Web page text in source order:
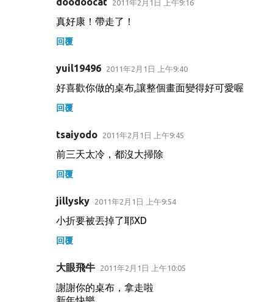
2011年2月1日 上午9:16
真好康！帶走了！
回覆
yuil19496 2011年2月1日 上午9:40
好喜歡你做的桌布,讓整個畫面變得好可愛喔
回覆
tsaiyodo 2011年2月1日 上午9:45
前三天太冷，都沒大掃除
回覆
jillysky 2011年2月1日 上午9:54
小折要被丟掉了耶XD
回覆
大眼飛牛 2011年2月1日 上午10:05
謝謝你的桌布，拿走啦